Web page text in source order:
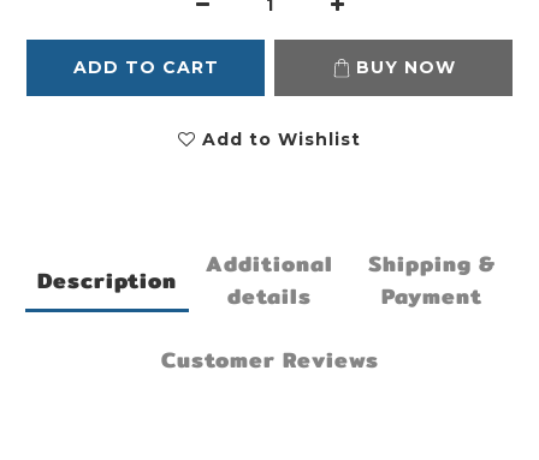
ADD TO CART BUY NOW
Add to Wishlist
Description
Additional
details
Shipping &
Payment
Customer Reviews